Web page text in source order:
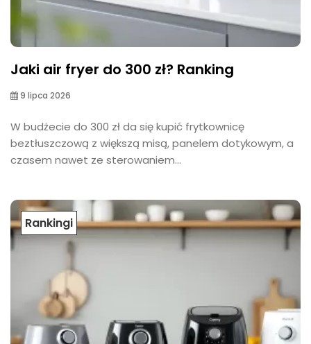
Jaki air fryer do 300 zł? Ranking
9 lipca 2026
W budżecie do 300 zł da się kupić frytkownicę
beztłuszczową z większą misą, panelem dotykowym, a
czasem nawet ze sterowaniem...
Rankingi